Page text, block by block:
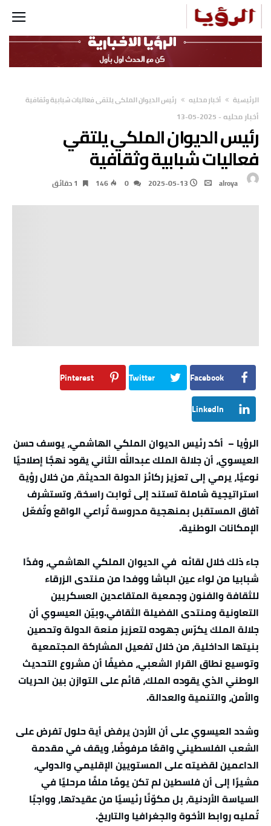
‫الرئيسية‬ أخبار محليه رئيس الديوان الملكي يلتقي فعاليات شبابية وثقافية
أخبار محليه-
2025-05-13
رئيس الديوان الملكي يلتقي
فعاليات شبابية وثقافية
alroya
2025-05-13
146 1 ‫دقائق‬
Facebook
Twitter
Pinterest
LinkedIn
الرؤيا – أكد رئيس الديوان الملكي الهاشمي، يوسف حسن
العيسوي، أن جلالة الملك عبدالله الثاني يقود نهجًا إصلاحيًا
نوعيًا، يرمي إلى تعزيز ركائز الدولة الحديثة، من خلال رؤية
استراتيجية شاملة تستند إلى ثوابت راسخة، وتستشرف
آفاق المستقبل بمنهجية مدروسة تُراعي الواقع وتُفعّل
الإمكانات الوطنية.
جاء ذلك خلال لقائه في الديوان الملكي الهاشمي، وفدًا
شبابيا من لواء عين الباشا ووفدا من منتدى الزرقاء
للثقافة والفنون وجمعية المتقاعدين العسكريين
التعاونية ومنتدى الفضيلة الثقافي.وبيّن العيسوي أن
جلالة الملك يكرّس جهوده لتعزيز منعة الدولة وتحصين
بنيتها الداخلية، من خلال تفعيل المشاركة المجتمعية
وتوسيع نطاق القرار الشعبي، مضيفًا أن مشروع التحديث
الوطني الذي يقوده الملك، قائم على التوازن بين الحريات
والأمن، والتنمية والعدالة.
وشدد العيسوي على أن الأردن يرفض أية حلول تفرض على
الشعب الفلسطيني واقعًا مرفوضًا، ويقف في مقدمة
الداعمين لقضيته على المستويين الإقليمي والدولي،
مشيرًا إلى أن فلسطين لم تكن يومًا ملفًا مرحليًا في
السياسة الأردنية، بل مكوّنًا رئيسيًا من عقيدتها، وواجبًا
تُمليه روابط الأخوة والجغرافيا والتاريخ.